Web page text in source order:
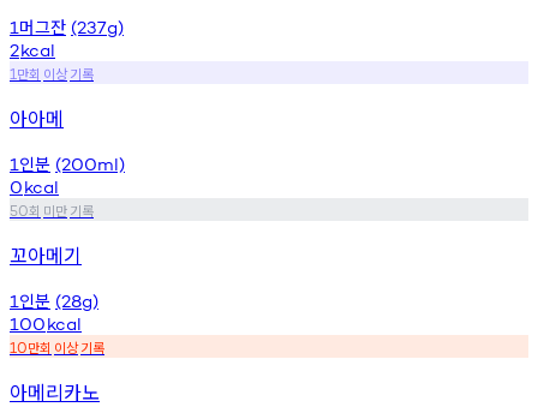
1 머그잔 (237g)
2kcal
1 만회 이상기록
아아메
1 인분 (200ml)
0kcal
50회 미만기록
꼬아메기
1 인분 (28g)
100kcal
10만회 이상기록
아메리카노